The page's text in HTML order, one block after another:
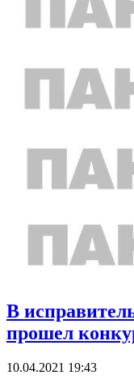
В
прошел
10.04.2021 19:43